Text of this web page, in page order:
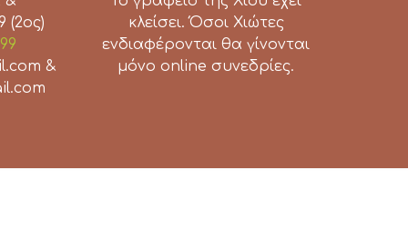
(2ος)
&
κλείσει. Όσοι Χιώτες
ενδιαφέρονται θα γίνονται
μόνο online συνεδρίες.